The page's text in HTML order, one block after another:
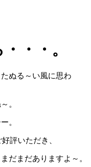
・・。
ぬる～い風に思わ
。
。
評いただき、
だまだありますよ～。